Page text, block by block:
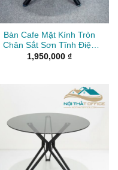
Bàn Cafe Mặt Kính Tròn
Chân Sắt Sơn Tĩnh Điện
BCF-028
1,950,000 ₫